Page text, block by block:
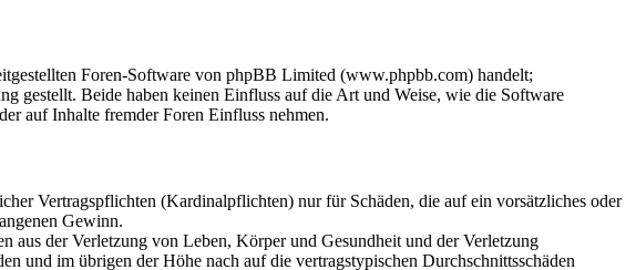
Foren-Software von phpBB Limited (www.phpbb.com) handelt;
gestellt. Beide haben keinen Einfluss auf die Art und Weise, wie die Software
auf Inhalte fremder Foren Einfluss nehmen.
Vertragspflichten (Kardinalpflichten) nur für Schäden, die auf ein vorsätzliches oder
Gewinn.
aus der Verletzung von Leben, Körper und Gesundheit und der Verletzung
und im übrigen der Höhe nach auf die vertragstypischen Durchschnittsschäden